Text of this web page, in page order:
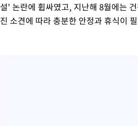
설' 논란에 휩싸였고, 지난해 8월에는
진 소견에 따라 충분한 안정과 휴식이